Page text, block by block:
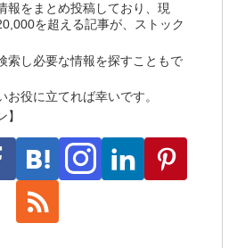
報をまとめ投稿しており、現
を超える記事が、ストック
索し必要な情報を探すこともで
お役に立てれば幸いです。
】